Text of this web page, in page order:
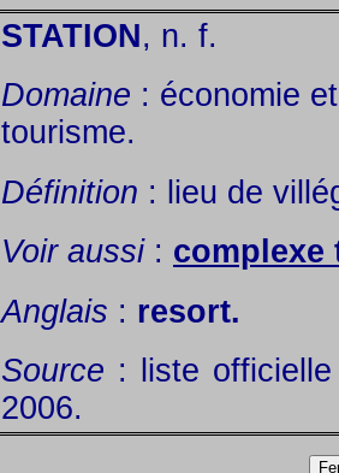
STATION, n. f.
Domaine : économie
tourisme.
Définition : lieu de
Voir aussi:
Anglais : resort.
Source : liste
2006.